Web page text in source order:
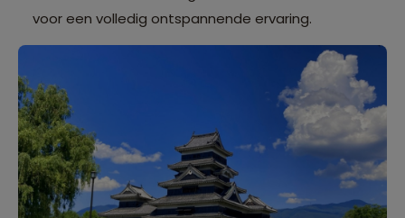
voor een volledig ontspannende ervaring.